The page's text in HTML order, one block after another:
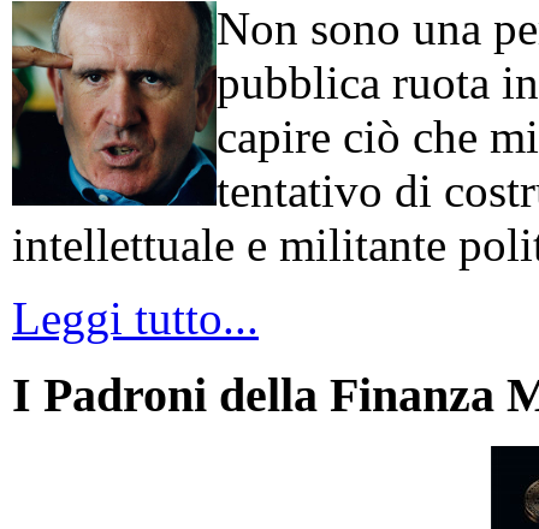
Non sono una
pubblica ruota
capire ciò che
tentativo di
intellettuale e militante
Leggi tutto...
I Padroni della Finanza